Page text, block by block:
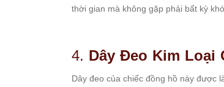
Marc
Kors
thời gian mà không gặp phải bất kỳ
4. Dây Đeo Kim Loại
Dây đeo của chiếc đồng hồ này được